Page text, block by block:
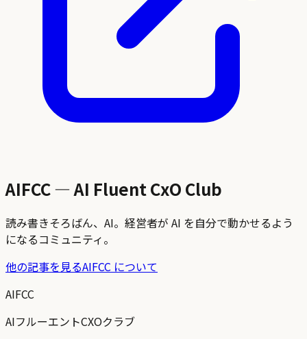
AIFCC — AI Fluent CxO Club
読み書きそろばん、AI。経営者が AI を自分で動かせるよう
になるコミュニティ。
他の記事を見るAIFCC について
AIFCC
AIフルーエントCXOクラブ